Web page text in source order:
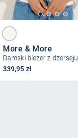
More & More
Damski blezer z dżerseju
339,95 zł